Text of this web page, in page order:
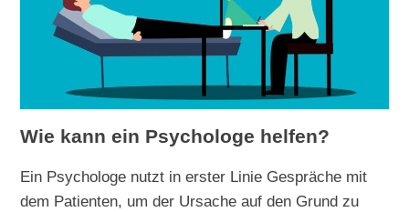
Wie kann ein Psychologe helfen?
Ein Psychologe nutzt in erster Linie Gespräche mit
dem Patienten, um der Ursache auf den Grund zu